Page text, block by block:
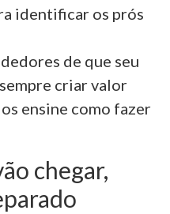
identificar os prós
de que seu
criar valor
ensine como fazer
chegar,